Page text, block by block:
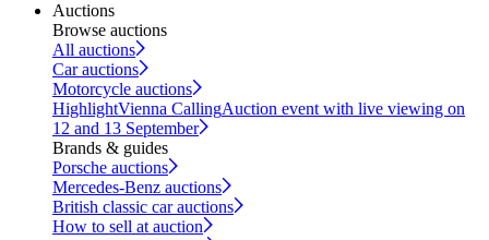
Auctions
Browse auctions
All auctions
Car auctions
Motorcycle auctions
HighlightVienna CallingAuction event with live viewing on
12 and 13 September
Brands & guides
Porsche auctions
Mercedes-Benz auctions
British classic car auctions
How to sell at auction